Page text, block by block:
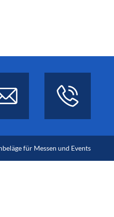
für Messen und Events